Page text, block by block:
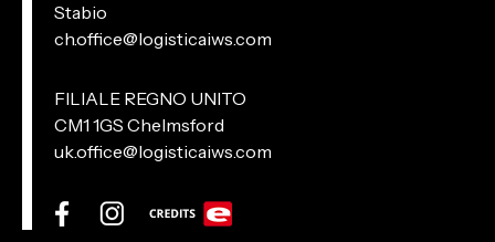
Stabio
ch.office@logisticaiws.com
FILIALE REGNO UNITO
CM1 1GS Chelmsford
uk.office@logisticaiws.com